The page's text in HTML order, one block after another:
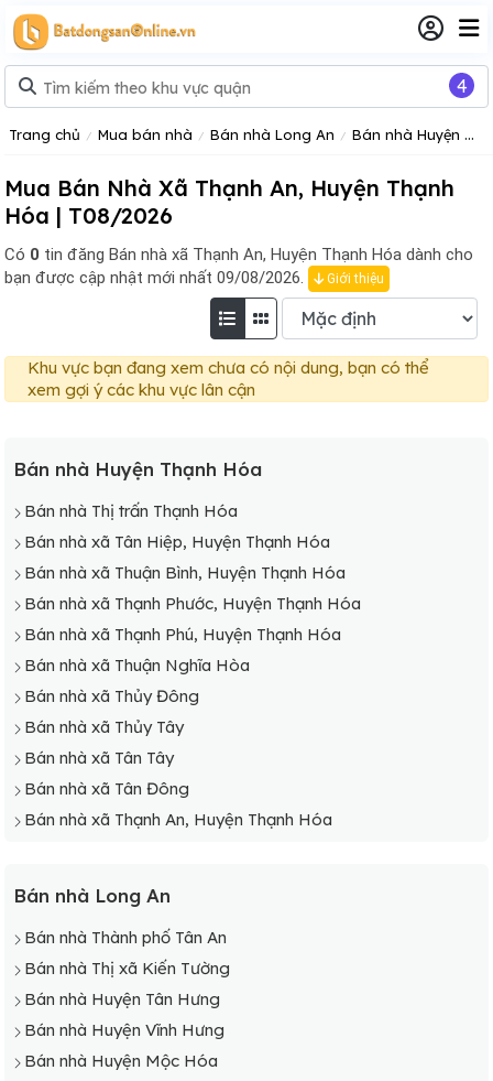
Trang chủ Mua bán nhà Bán nhà Long An Bán nhà Huyện Thạnh Hóa
Mua Bán Nhà Xã Thạnh An, Huyện Thạnh
Hóa | T08/2026
Có 0 tin đăng Bán nhà xã Thạnh An, Huyện Thạnh Hóa dành cho
bạn được cập nhật mới nhất 09/08/2026.
Giới thiệu
Khu vực bạn đang xem chưa có nội dung, bạn có thể
xem gợi ý các khu vực lân cận
Bán nhà Huyện Thạnh Hóa
Bán nhà Thị trấn Thạnh Hóa
Bán nhà xã Tân Hiệp, Huyện Thạnh Hóa
Bán nhà xã Thuận Bình, Huyện Thạnh Hóa
Bán nhà xã Thạnh Phước, Huyện Thạnh Hóa
Bán nhà xã Thạnh Phú, Huyện Thạnh Hóa
Bán nhà xã Thuận Nghĩa Hòa
Bán nhà xã Thủy Đông
Bán nhà xã Thủy Tây
Bán nhà xã Tân Tây
Bán nhà xã Tân Đông
Bán nhà xã Thạnh An, Huyện Thạnh Hóa
Bán nhà Long An
Bán nhà Thành phố Tân An
Bán nhà Thị xã Kiến Tường
Bán nhà Huyện Tân Hưng
Bán nhà Huyện Vĩnh Hưng
Bán nhà Huyện Mộc Hóa
4